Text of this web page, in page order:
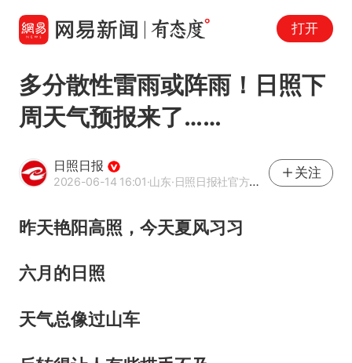
打开
多分散性雷雨或阵雨！日照下
周天气预报来了……
日照日报
2026-06-14 16:01·山东·日照日报社官方账号
关注
昨天艳阳高照，今天夏风习习
六月的日照
天气总像过山车